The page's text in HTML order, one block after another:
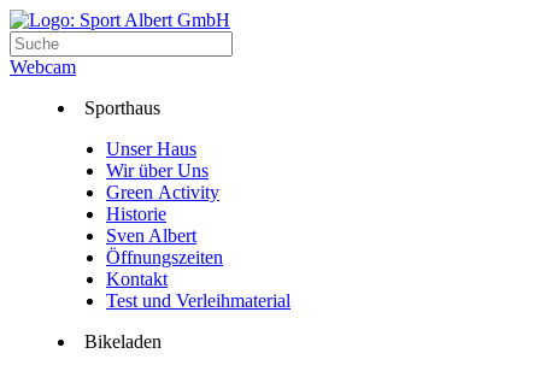
Webcam
Sporthaus
Unser Haus
Wir über Uns
Green Activity
Historie
Sven Albert
Öffnungszeiten
Kontakt
Test und Verleihmaterial
Bikeladen